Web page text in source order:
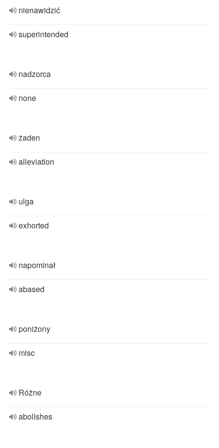
nienawidzić
superintended
nadzorca
none
żaden
alleviation
ulga
exhorted
napominał
abased
poniżony
misc
Różne
abolishes